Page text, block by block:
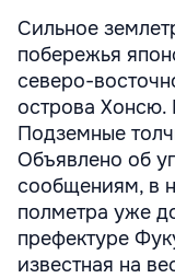
Сильное
побережья
северо-
острова Хонсю.
Подземные
Объявлено об
сообщениям, в
полметра уже
префектуре
известная на